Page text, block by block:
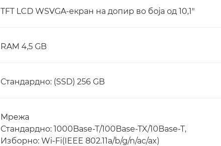
TFT LCD WSVGA-екран на допир во боја од 10,1"
RAM 4,5 GB
Стандардно: (SSD) 256 GB
Мрежа
Стандардно: 1000Base-T/100Base-TX/10Base-T,
Изборно: Wi-Fi(IEEE 802.11a/b/g/n/ac/ax)